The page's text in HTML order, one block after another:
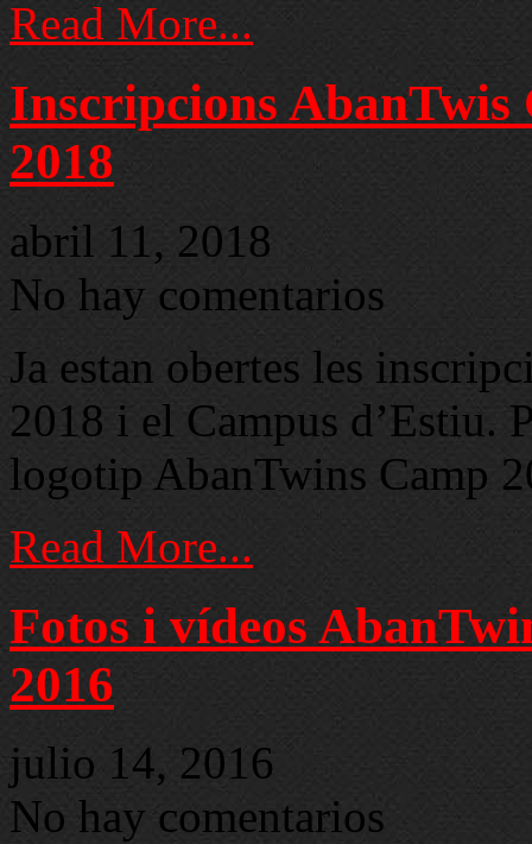
Read More...
Inscripcions AbanTwis
2018
abril 11, 2018
No hay comentarios
Ja estan obertes les
2018 i el Campus
logotip AbanTwins Camp
Read More...
Fotos i vídeos
2016
julio 14, 2016
No hay comentarios